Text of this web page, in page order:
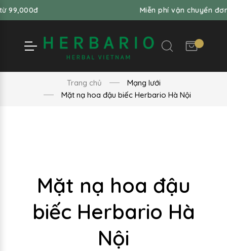
Miễn phí vận chuyển đơn hàng
Trang chủ
Mạng lưới
Mặt nạ hoa đậu biếc Herbario Hà Nội
Mặt nạ hoa đậu
biếc Herbario Hà
Nội